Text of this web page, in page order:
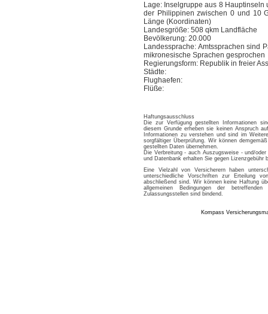
Lage: Inselgruppe aus 8
der Philippinen zwischen 0 und 10
Länge (Koordinaten)
Landesgröße: 508 qkm Landfläche
Bevölkerung: 20.000
Landessprache: Amtssprachen sind
mikronesische Sprachen gesprochen
Regierungsform: Republik in freier
Städte:
Flughaefen:
Flüße:
Haftungsausschluss
Die zur Verfügung gestellten Informationen
diesem Grunde erheben sie keinen Anspruch
Informationen zu verstehen und sind im
sorgfältiger Überprüfung. Wir können
gestellten Daten übernehmen.
Die Verbreitung - auch Auszugsweise - und/
und Datenbank erhalten Sie gegen
Eine Vielzahl von Versicherern haben
unterschiedliche Vorschriften zur Erteilung
abschließend sind. Wir können keine Haftung
allgemeinen Bedingungen der
Zulassungsstellen sind bindend.
Kompass